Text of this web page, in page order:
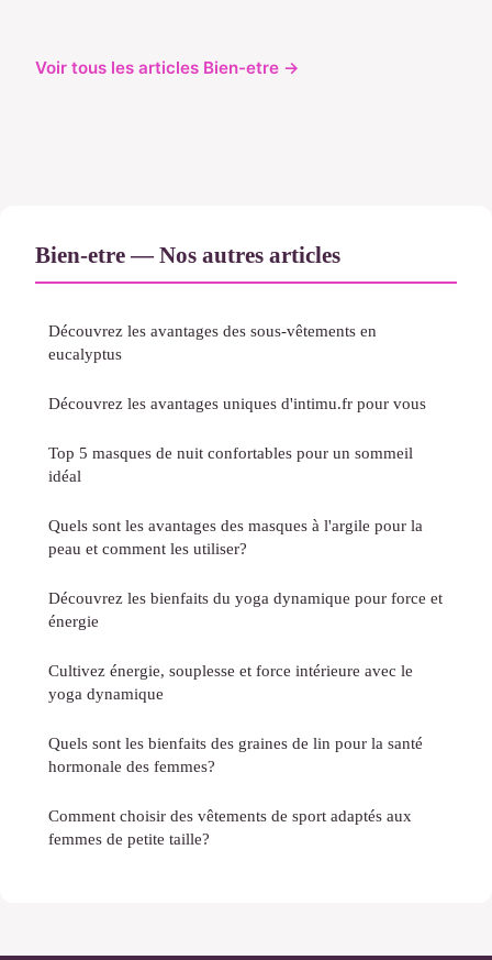
Voir tous les articles Bien-etre →
Bien-etre — Nos autres articles
Découvrez les avantages des sous-vêtements en
eucalyptus
Découvrez les avantages uniques d'intimu.fr pour vous
Top 5 masques de nuit confortables pour un sommeil
idéal
Quels sont les avantages des masques à l'argile pour la
peau et comment les utiliser?
Découvrez les bienfaits du yoga dynamique pour force et
énergie
Cultivez énergie, souplesse et force intérieure avec le
yoga dynamique
Quels sont les bienfaits des graines de lin pour la santé
hormonale des femmes?
Comment choisir des vêtements de sport adaptés aux
femmes de petite taille?